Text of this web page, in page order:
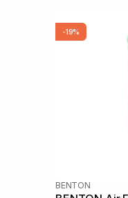
Сік
Трипептид
-19%
BENTON